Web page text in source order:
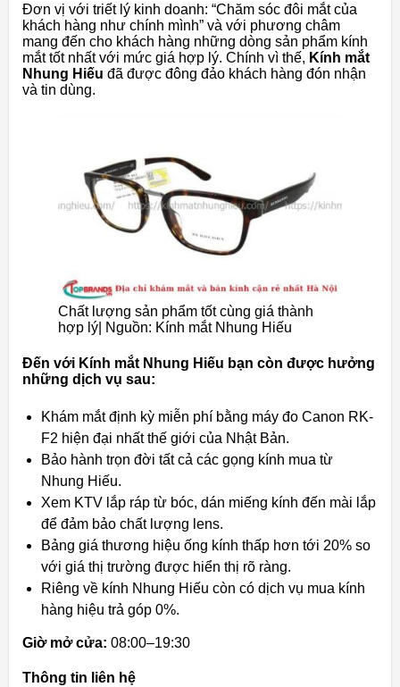
Đơn vị với triết lý kinh doanh: “Chăm sóc đôi mắt của
khách hàng như chính mình” và với phương châm
mang đến cho khách hàng những dòng sản phẩm kính
mắt tốt nhất với mức giá hợp lý. Chính vì thế, Kính mắt
Nhung Hiếu đã được đông đảo khách hàng đón nhận
và tin dùng.
Chất lượng sản phẩm tốt cùng giá thành
hợp lý| Nguồn: Kính mắt Nhung Hiếu
Đến với Kính mắt Nhung Hiếu bạn còn được hưởng
những dịch vụ sau:
Khám mắt định kỳ miễn phí bằng máy đo Canon RK-
F2 hiện đại nhất thế giới của Nhật Bản.
Bảo hành trọn đời tất cả các gọng kính mua từ
Nhung Hiếu.
Xem KTV lắp ráp từ bóc, dán miếng kính đến mài lắp
để đảm bảo chất lượng lens.
Bảng giá thương hiệu ống kính thấp hơn tới 20% so
với giá thị trường được hiển thị rõ ràng.
Riêng về kính Nhung Hiếu còn có dịch vụ mua kính
hàng hiệu trả góp 0%.
Giờ mở cửa: 08:00–19:30
Thông tin liên hệ